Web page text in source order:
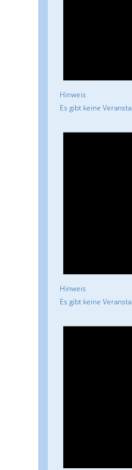
Hinweis
Es gibt keine
Hinweis
Es gibt keine